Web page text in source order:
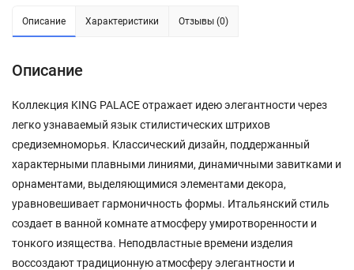
Описание Характеристики Отзывы (0)
Описание
Коллекция KING PALACE отражает идею элегантности через
легко узнаваемый язык стилистических штрихов
средиземноморья. Классический дизайн, поддержанный
характерными плавными линиями, динамичными завитками и
орнаментами, выделяющимися элементами декора,
уравновешивает гармоничность формы. Итальянский стиль
создает в ванной комнате атмосферу умиротворенности и
тонкого изящества. Неподвластные времени изделия
воссоздают традиционную атмосферу элегантности и